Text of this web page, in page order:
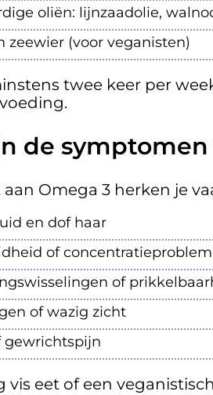
oliën: lijnzaadolie,
zeewier (voor veganisten)
twee keer per
de
aan Omega 3 herken je
en dof haar
of
of
of wazig zicht
gewrichtspijn
vis eet of een